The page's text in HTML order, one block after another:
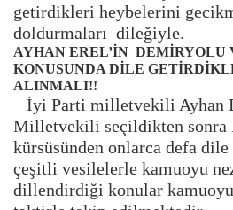
getirdikleri heybelerini
doldurmaları dileğiyle.
AYHAN EREL’İN DEMİRYOLU
KONUSUNDA DİLE
ALINMALI!!
İyi Parti milletvekili Ayhan
Milletvekili seçildikten sonra
kürsüsünden onlarca defa
çeşitli vesilelerle kamuoyu
dillendirdiği konular